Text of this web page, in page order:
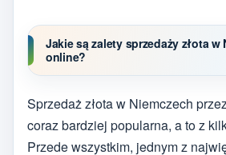
Jakie są zalety sprzedaży złota w
online?
Sprzedaż złota w Niemczech
coraz bardziej popularna, a to z
Przede wszystkim, jednym z